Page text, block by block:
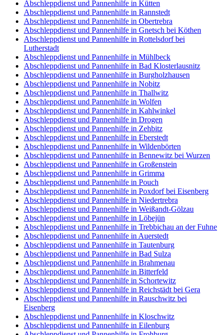
Abschleppdienst und Pannenhilfe in Kütten
Abschleppdienst und Pannenhilfe in Rannstedt
Abschleppdienst und Pannenhilfe in Obertrebra
Abschleppdienst und Pannenhilfe in Gnetsch bei Köthen
Abschleppdienst und Pannenhilfe in Rottelsdorf bei
Lutherstadt
Abschleppdienst und Pannenhilfe in Mühlbeck
Abschleppdienst und Pannenhilfe in Bad Klosterlausnitz
Abschleppdienst und Pannenhilfe in Burgholzhausen
Abschleppdienst und Pannenhilfe in Nobitz
Abschleppdienst und Pannenhilfe in Thallwitz
Abschleppdienst und Pannenhilfe in Wolfen
Abschleppdienst und Pannenhilfe in Kahlwinkel
Abschleppdienst und Pannenhilfe in Drogen
Abschleppdienst und Pannenhilfe in Zehbitz
Abschleppdienst und Pannenhilfe in Eberstedt
Abschleppdienst und Pannenhilfe in Wildenbörten
Abschleppdienst und Pannenhilfe in Bennewitz bei Wurzen
Abschleppdienst und Pannenhilfe in Großenstein
Abschleppdienst und Pannenhilfe in Grimma
Abschleppdienst und Pannenhilfe in Pouch
Abschleppdienst und Pannenhilfe in Poxdorf bei Eisenberg
Abschleppdienst und Pannenhilfe in Niedertrebra
Abschleppdienst und Pannenhilfe in Weißandt-Gölzau
Abschleppdienst und Pannenhilfe in Löbejün
Abschleppdienst und Pannenhilfe in Trebbichau an der Fuhne
Abschleppdienst und Pannenhilfe in Auerstedt
Abschleppdienst und Pannenhilfe in Tautenburg
Abschleppdienst und Pannenhilfe in Bad Sulza
Abschleppdienst und Pannenhilfe in Brahmenau
Abschleppdienst und Pannenhilfe in Bitterfeld
Abschleppdienst und Pannenhilfe in Schortewitz
Abschleppdienst und Pannenhilfe in Reichstädt bei Gera
Abschleppdienst und Pannenhilfe in Rauschwitz bei
Eisenberg
Abschleppdienst und Pannenhilfe in Kloschwitz
Abschleppdienst und Pannenhilfe in Eilenburg